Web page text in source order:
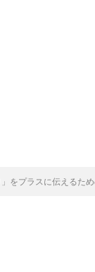
」をプラスに伝えるた